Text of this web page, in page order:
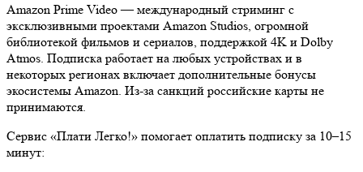
Amazon Prime Video — международный стриминг с
эксклюзивными проектами Amazon Studios, огромной
библиотекой фильмов и сериалов, поддержкой 4K и Dolby
Atmos. Подписка работает на любых устройствах и в
некоторых регионах включает дополнительные бонусы
экосистемы Amazon. Из-за санкций российские карты не
принимаются.
Сервис «Плати Легко!» помогает оплатить подписку за 10–15
минут: